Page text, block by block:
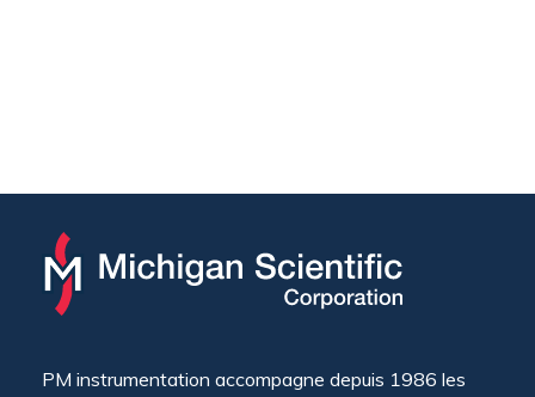
PM instrumentation accompagne depuis 1986 les